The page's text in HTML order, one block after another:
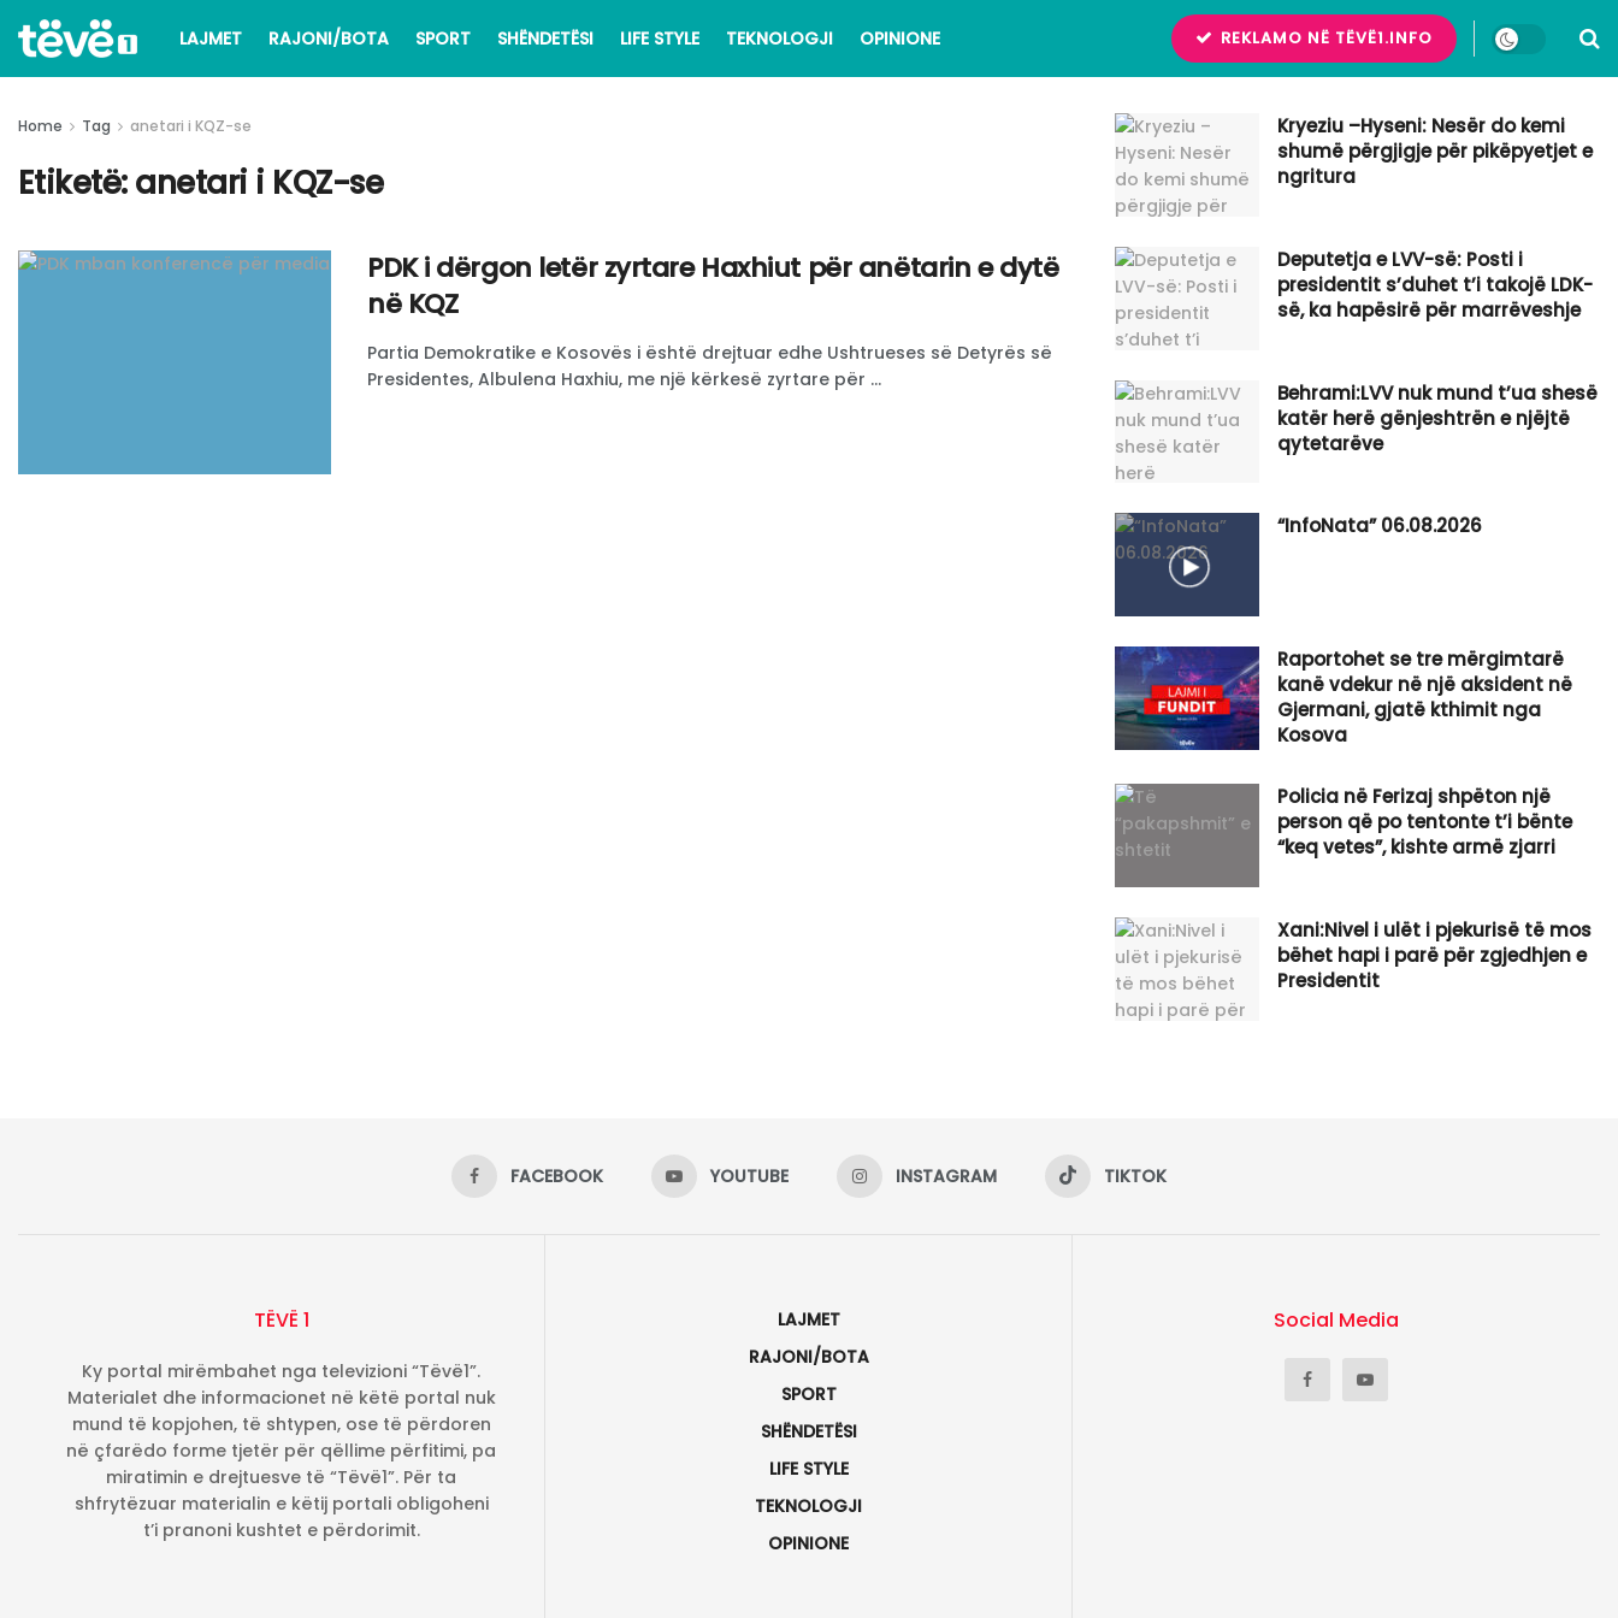
LAJMET RAJONI/BOTA SPORT SHËNDETËSI LIFE STYLE TEKNOLOGJI OPINIONE REKLAMO NË TËVË1.INFO
Home Tag anetari i KQZ-se
Etiketë:anetari i KQZ-se
PDK i dërgon letër zyrtare Haxhiut për anëtarin e dytë
në KQZ
Partia Demokratike e Kosovës i është drejtuar edhe Ushtrueses së Detyrës së
Presidentes, Albulena Haxhiu, me një kërkesë zyrtare për ...
Kryeziu –Hyseni: Nesër do kemi
shumë përgjigje për pikëpyetjet e
ngritura
Deputetja e LVV-së: Posti i
presidentit s’duhet t’i takojë LDK-
së, ka hapësirë për marrëveshje
Behrami:LVV nuk mund t’ua shesë
katër herë gënjeshtrën e njëjtë
qytetarëve
“InfoNata” 06.08.2026
Raportohet se tre mërgimtarë
kanë vdekur në një aksident në
Gjermani, gjatë kthimit nga
Kosova
Policia në Ferizaj shpëton një
person që po tentonte t’i bënte
“keq vetes”, kishte armë zjarri
Xani:Nivel i ulët i pjekurisë të mos
bëhet hapi i parë për zgjedhjen e
Presidentit
FACEBOOK YOUTUBE INSTAGRAM TIKTOK
TËVË 1
Ky portal mirëmbahet nga televizioni “Tëvë1”.
Materialet dhe informacionet në këtë portal nuk
mund të kopjohen, të shtypen, ose të përdoren
në çfarëdo forme tjetër për qëllime përfitimi, pa
miratimin e drejtuesve të “Tëvë1”. Për ta
shfrytëzuar materialin e këtij portali obligoheni
t’i pranoni kushtet e përdorimit.
LAJMET
RAJONI/BOTA
SPORT
SHËNDETËSI
LIFE STYLE
TEKNOLOGJI
OPINIONE
Social Media